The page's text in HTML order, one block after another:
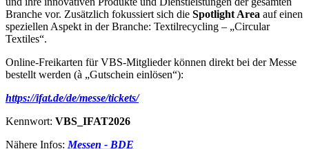
Branche vor. Zusätzlich fokussiert sich die Spotlight Area auf einen
speziellen Aspekt in der Branche: Textilrecycling – „Circular
Textiles“.
Online-Freikarten für VBS-Mitglieder können direkt bei der Messe
bestellt werden (à „Gutschein einlösen“):
https://ifat.de/de/messe/tickets/
Kennwort: VBS_IFAT2026
Nähere Infos:Messen - BDE